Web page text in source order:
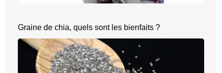
Graine de chia, quels sont les bienfaits ?